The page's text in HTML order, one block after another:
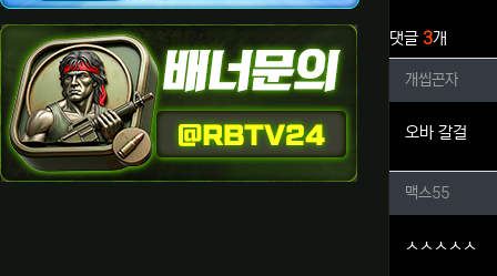
댓글 3개
개씹곤
개씹곤자
오바 갈걸
맥스55
맥스55
ㅅㅅㅅㅅㅅ